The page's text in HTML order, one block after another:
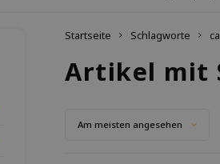
Startseite Schlagworte
Artikel mit
Am meisten angesehen